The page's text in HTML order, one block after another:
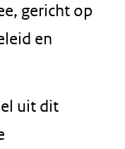
gericht op
en
uit dit